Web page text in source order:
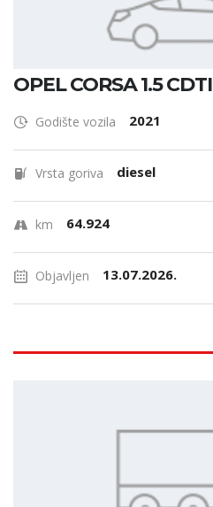
OPEL CORSA 1.5 CDTI
Godište vozila 2021
Vrsta goriva diesel
km 64.924
Objavljen 13.07.2026.